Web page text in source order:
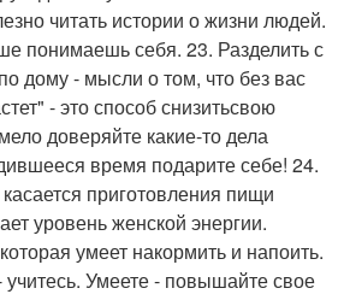
читать истории о жизни людей.
понимаешь себя. 23. Разделить с
дому - мысли о том, что без вас
- это способ снизитьсвою
доверяйте какие-то дела
время подарите себе! 24.
приготовления пищи
уровень женской энергии.
умеет накормить и напоить.
учитесь. Умеете - повышайте свое